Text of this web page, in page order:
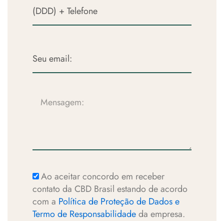
Mensagem:
Aceitação
Ao aceitar concordo em receber
contato da CBD Brasil estando de acordo
com a Política de Proteção de Dados e
Termo de Responsabilidadeda empresa.